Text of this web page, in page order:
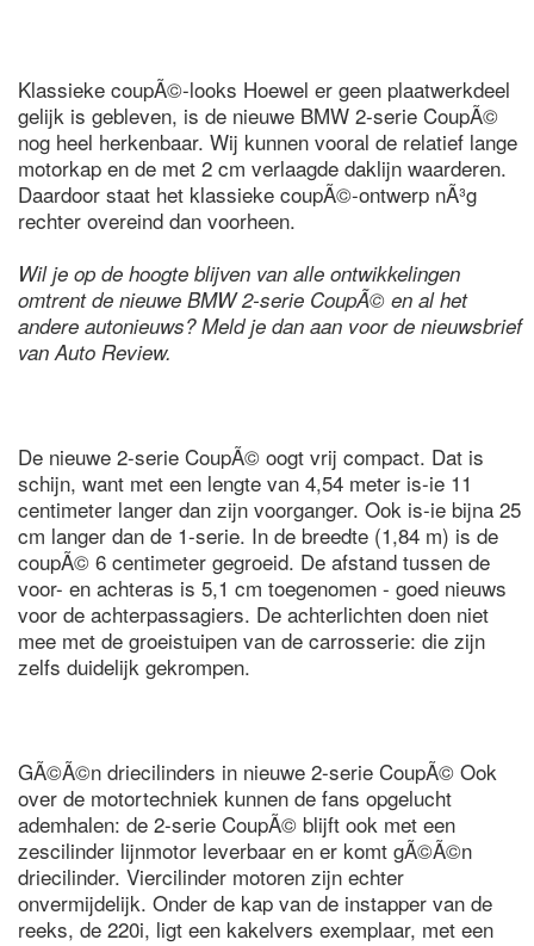
Klassieke coupÃ©-looks Hoewel er geen plaatwerkdeel
gelijk is gebleven, is de nieuwe BMW 2-serie CoupÃ©
nog heel herkenbaar. Wij kunnen vooral de relatief lange
motorkap en de met 2 cm verlaagde daklijn waarderen.
Daardoor staat het klassieke coupÃ©-ontwerp nÃ³g
rechter overeind dan voorheen.
Wil je op de hoogte blijven van alle ontwikkelingen
omtrent de nieuwe BMW 2-serie CoupÃ© en al het
andere autonieuws? Meld je dan aan voor de nieuwsbrief
van Auto Review.
De nieuwe 2-serie CoupÃ© oogt vrij compact. Dat is
schijn, want met een lengte van 4,54 meter is-ie 11
centimeter langer dan zijn voorganger. Ook is-ie bijna 25
cm langer dan de 1-serie. In de breedte (1,84 m) is de
coupÃ© 6 centimeter gegroeid. De afstand tussen de
voor- en achteras is 5,1 cm toegenomen - goed nieuws
voor de achterpassagiers. De achterlichten doen niet
mee met de groeistuipen van de carrosserie: die zijn
zelfs duidelijk gekrompen.
GÃ©Ã©n driecilinders in nieuwe 2-serie CoupÃ© Ook
over de motortechniek kunnen de fans opgelucht
ademhalen: de 2-serie CoupÃ© blijft ook met een
zescilinder lijnmotor leverbaar en er komt gÃ©Ã©n
driecilinder. Viercilinder motoren zijn echter
onvermijdelijk. Onder de kap van de instapper van de
reeks, de 220i, ligt een kakelvers exemplaar, met een